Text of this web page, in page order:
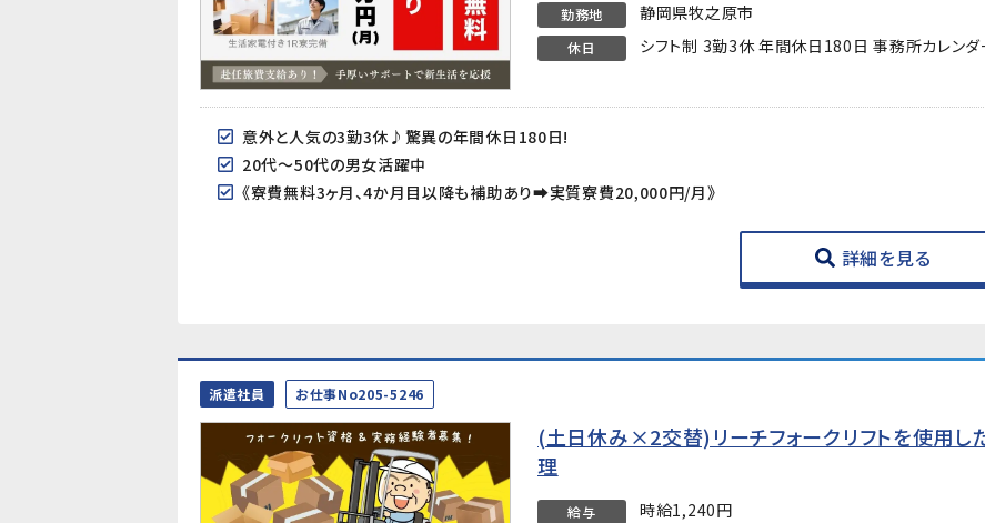
勤務地 静岡県牧之原市
休日 シフト制 3勤3休 年間休日180日 事務所カレンダ
意外と人気の3勤3休♪驚異の年間休日180日!
20代～50代の男女活躍中
《寮費無料3ヶ月、4か月目以降も補助あり➡実質寮費20,000円/月》
詳細を見る
派遣社員 お仕事No205-5246
(土日休み×2交替)リーチフォークリフトを使用し
理
給与
時給1,240円